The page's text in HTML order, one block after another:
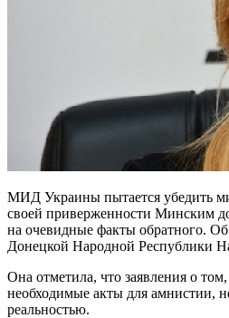
МИД Украины пытается убедить
своей приверженности Минским
на очевидные факты обратного.
Донецкой Народной Республики
Она отметила, что заявления о
необходимые акты для амнистии,
реальностью.